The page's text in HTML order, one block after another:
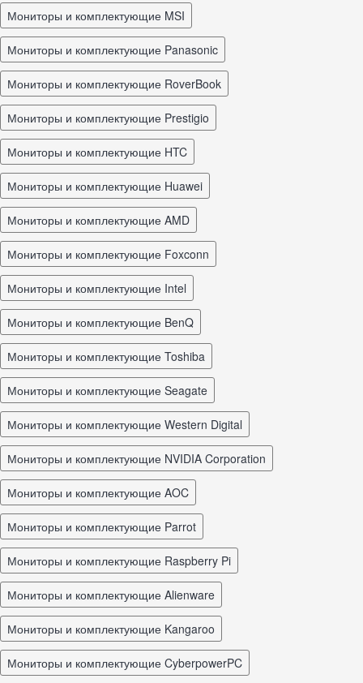
Мониторы и комплектующие MSI
Мониторы и комплектующие Panasonic
Мониторы и комплектующие RoverBook
Мониторы и комплектующие Prestigio
Мониторы и комплектующие HTC
Мониторы и комплектующие Huawei
Мониторы и комплектующие AMD
Мониторы и комплектующие Foxconn
Мониторы и комплектующие Intel
Мониторы и комплектующие BenQ
Мониторы и комплектующие Toshiba
Мониторы и комплектующие Seagate
Мониторы и комплектующие Western Digital
Мониторы и комплектующие NVIDIA Corporation
Мониторы и комплектующие AOC
Мониторы и комплектующие Parrot
Мониторы и комплектующие Raspberry Pi
Мониторы и комплектующие Alienware
Мониторы и комплектующие Kangaroo
Мониторы и комплектующие CyberpowerPC